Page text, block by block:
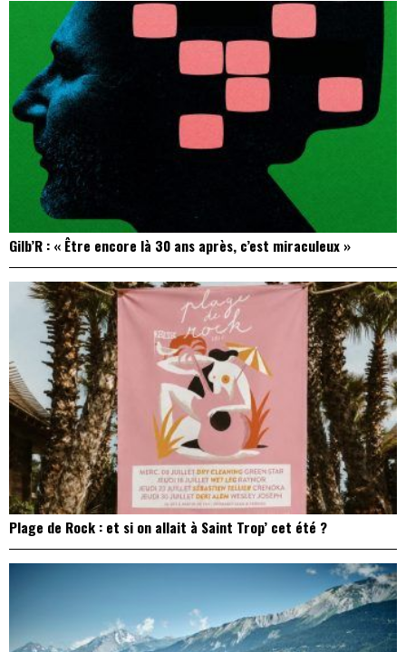
Gilb’R : « Être encore là 30 ans après, c’est miraculeux »
Plage de Rock : et si on allait à Saint Trop’ cet été ?